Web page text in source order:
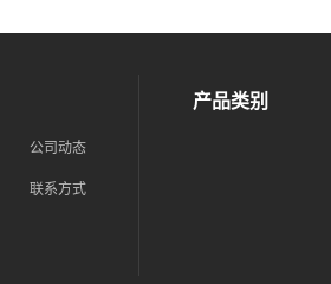
公司动态
联系方式
产品类别